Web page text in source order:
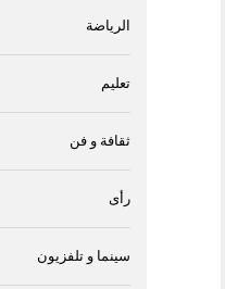
الرياضة
تعليم
ثقافة و فن
رأى
سينما و تلفزيون